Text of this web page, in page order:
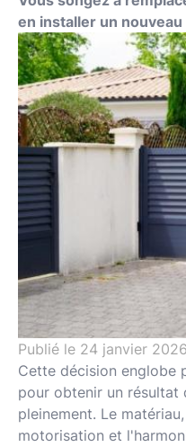
Maçonnerie
Menuiseries
Pose de fenêtres
Installation de
Installation de
Installation de
Installation de
portes de garage
L'entreprise
Label MEF
Qui sommes-
Nos réalisations
en installer un nouveau
Publié le 24 janvier 2026
Cette décision englobe
pour obtenir un résultat
pleinement. Le
motorisation et